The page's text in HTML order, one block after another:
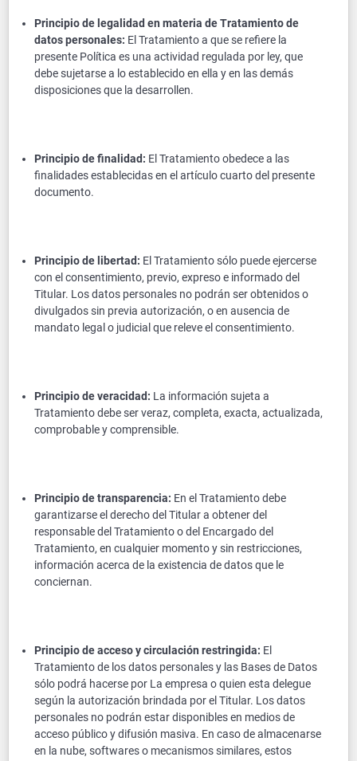
Principio de legalidad en materia de Tratamiento de
datos personales: El Tratamiento a que se refiere la
presente Política es una actividad regulada por ley, que
debe sujetarse a lo establecido en ella y en las demás
disposiciones que la desarrollen.
Principio de finalidad: El Tratamiento obedece a las
finalidades establecidas en el artículo cuarto del presente
documento.
Principio de libertad: El Tratamiento sólo puede ejercerse
con el consentimiento, previo, expreso e informado del
Titular. Los datos personales no podrán ser obtenidos o
divulgados sin previa autorización, o en ausencia de
mandato legal o judicial que releve el consentimiento.
Principio de veracidad: La información sujeta a
Tratamiento debe ser veraz, completa, exacta, actualizada,
comprobable y comprensible.
Principio de transparencia: En el Tratamiento debe
garantizarse el derecho del Titular a obtener del
responsable del Tratamiento o del Encargado del
Tratamiento, en cualquier momento y sin restricciones,
información acerca de la existencia de datos que le
conciernan.
Principio de acceso y circulación restringida: El
Tratamiento de los datos personales y las Bases de Datos
sólo podrá hacerse por La empresa o quien esta delegue
según la autorización brindada por el Titular. Los datos
personales no podrán estar disponibles en medios de
acceso público y difusión masiva. En caso de almacenarse
en la nube, softwares o mecanismos similares, estos